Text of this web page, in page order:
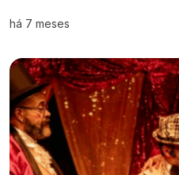
há 7 meses